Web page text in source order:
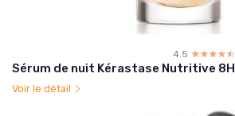
4.5 ☆☆☆☆☆
★★★★★
Sérum de nuit Kérastase Nutritive 8H
Voir le détail